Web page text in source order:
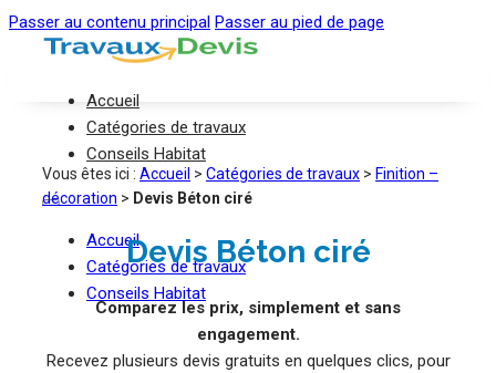
Passer au contenu principal Passer au pied de page
Accueil
Catégories de travaux
Conseils Habitat
Accueil
Catégories de travaux
Conseils Habitat
Vous êtes ici : Accueil > Catégories de travaux > Finition –
décoration > Devis Béton ciré
Devis Béton ciré
Comparez les prix, simplement et sans
engagement.
Recevez plusieurs devis gratuits en quelques clics, pour